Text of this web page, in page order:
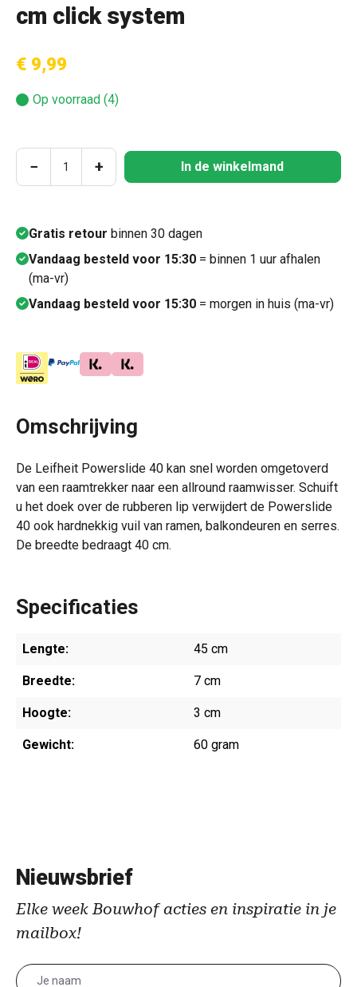
cm click system
€ 9,99
Op voorraad (4)
Producthoeveelheid: Voer de gewenste
− + In de winkelmand
Gratis retour binnen 30 dagen
Vandaag besteld voor 15:30 = binnen 1 uur afhalen
(ma-vr)
Vandaag besteld voor 15:30 = morgen in huis (ma-vr)
Omschrijving
De Leifheit Powerslide 40 kan snel worden omgetoverd
van een raamtrekker naar een allround raamwisser. Schuift
u het doek over de rubberen lip verwijdert de Powerslide
40 ook hardnekkig vuil van ramen, balkondeuren en serres.
De breedte bedraagt 40 cm.
Specificaties
Lengte: 45 cm
Breedte: 7 cm
Hoogte: 3 cm
Gewicht: 60 gram
Nieuwsbrief
Elke week Bouwhof acties en inspiratie in je
mailbox!